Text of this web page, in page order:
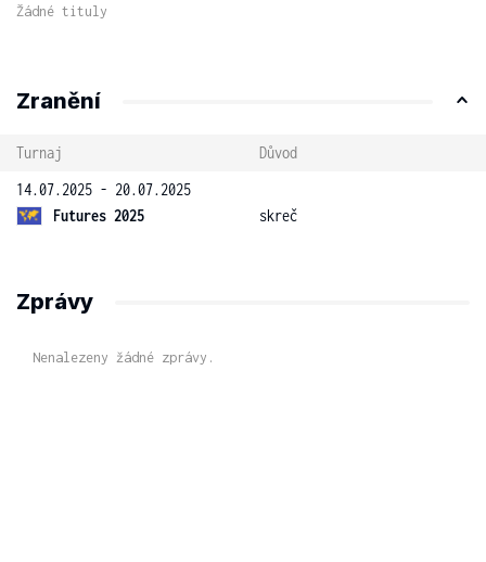
Žádné tituly
Zranění
Turnaj
Důvod
14.07.2025 - 20.07.2025
Futures 2025
skreč
Zprávy
Nenalezeny žádné zprávy.